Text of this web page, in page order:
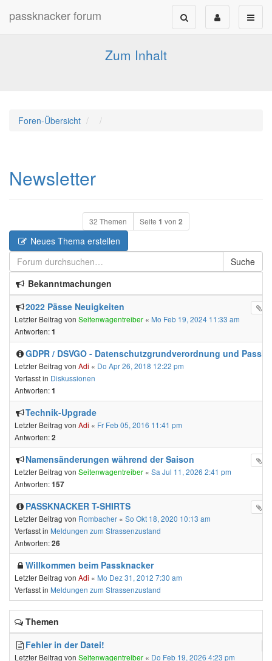
passknacker forum
Forum für alle Pässe- und Tourenfahrer
Zum Inhalt
Foren-Übersicht
Newsletter
32 Themen Seite 1 von 2
Neues Thema erstellen
Suche
Bekanntmachungen
2022 Pässe Neuigkeiten
Letzter Beitrag von Seitenwagentreiber « Mo Feb 19, 2024 11:33 am
Antworten:1
GDPR / DSVGO - Datenschutzgrundverordnung und
Letzter Beitrag von Adi « Do Apr 26, 2018 12:22 pm
Verfasst in Diskussionen
Antworten:1
Technik-Upgrade
Letzter Beitrag von Adi « Fr Feb 05, 2016 11:41 pm
Antworten:2
Namensänderungen während der Saison
Letzter Beitrag von Seitenwagentreiber « Sa Jul 11, 2026 2:41 pm
Antworten:157
PASSKNACKER T-SHIRTS
Letzter Beitrag von Rombacher « So Okt 18, 2020 10:13 am
Verfasst in Meldungen zum Strassenzustand
Antworten:26
Willkommen beim Passknacker
Letzter Beitrag von Adi « Mo Dez 31, 2012 7:30 am
Verfasst in Meldungen zum Strassenzustand
Themen
Fehler in der Datei!
Letzter Beitrag von Seitenwagentreiber « Do Feb 19, 2026 4:23 pm